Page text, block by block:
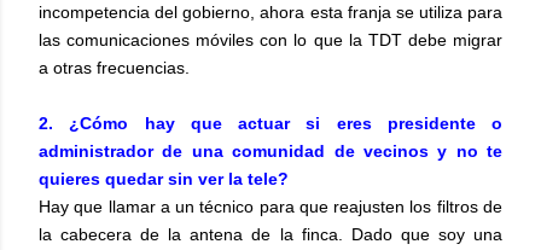
incompetencia del gobierno, ahora esta franja se utiliza para
las comunicaciones móviles con lo que la TDT debe migrar
a otras frecuencias.
2. ¿Cómo hay que actuar si eres presidente o
administrador de una comunidad de vecinos y no te
quieres quedar sin ver la tele?
Hay que llamar a un técnico para que reajusten los filtros de
la cabecera de la antena de la finca. Dado que soy una